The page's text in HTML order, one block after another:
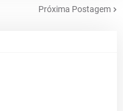
Próxima Postagem